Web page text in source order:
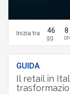
Inizia tra 46 8
GUIDA
Il retail in